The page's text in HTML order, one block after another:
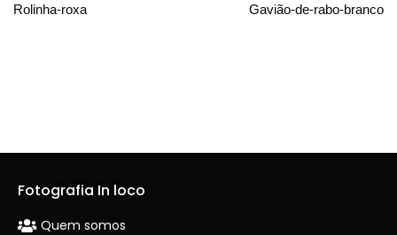
Rolinha-roxa Gavião-de-rabo-branco
Fotografia In loco
Quem somos